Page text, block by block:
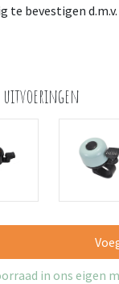
te bevestigen
uitvoeringen
in ons eigen